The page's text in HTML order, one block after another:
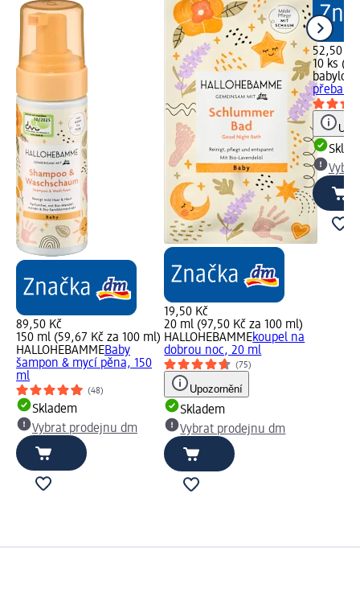
89,50 Kč
150 ml (59,67 Kč za 100 ml)
HALLOHEBAMMEBaby
šampon & mycí pěna, 150
ml
(48)
Skladem
Vybrat prodejnu dm
19,50 Kč
20 ml (97,50 Kč za 100 ml)
HALLOHEBAMMEkoupel na
dobrou noc, 20 ml
(75)
Upozornění
Skladem
Vybrat prodejnu dm
52,50 Kč
10 ks
babylove